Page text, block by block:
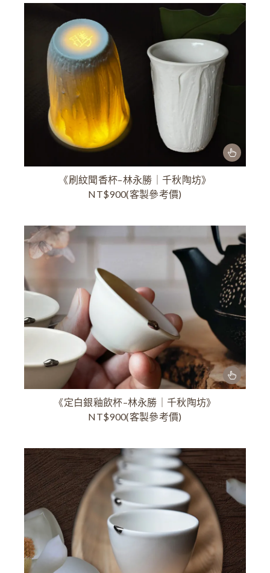
《刷紋聞香杯–林永勝｜千秋陶坊》
NT$900(客製參考價)
《定白銀釉飲杯–林永勝｜千秋陶坊》
NT$900(客製參考價)